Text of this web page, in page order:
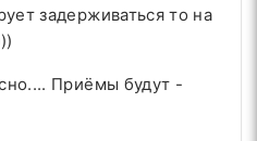
задерживаться то на
Приёмы будут -